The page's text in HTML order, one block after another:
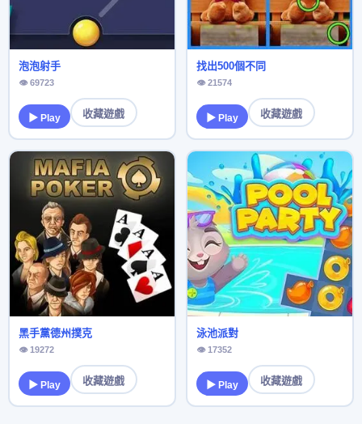
泡泡射手
👁 69723
▶ Play 收藏遊戲
找出500個不同
👁 21574
▶ Play 收藏遊戲
黑手黨德州撲克
👁 19272
▶ Play 收藏遊戲
泳池派對
👁 17352
▶ Play 收藏遊戲